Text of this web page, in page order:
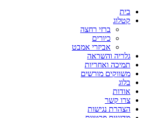
בית
קטלוג
ברזי רחצה
כיורים
אביזרי אמבט
גלריה והשראה
תמיכה ואחריות
משווקים מורשים
בלוג
אודות
צרו קשר
הצהרת נגישות